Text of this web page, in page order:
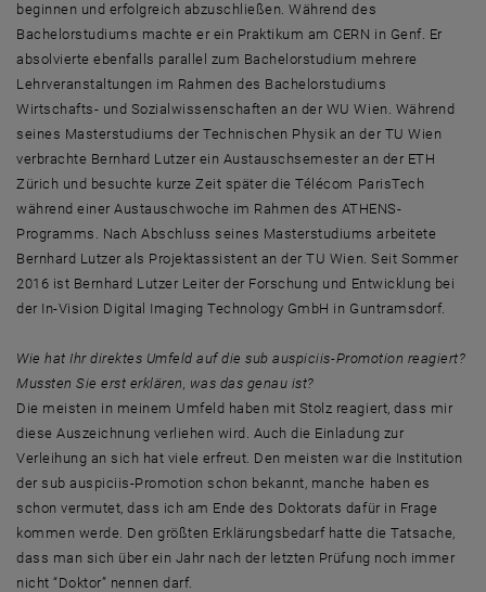
beginnen und erfolgreich abzuschließen. Während des
Bachelorstudiums machte er ein Praktikum am CERN in Genf. Er
absolvierte ebenfalls parallel zum Bachelorstudium mehrere
Lehrveranstaltungen im Rahmen des Bachelorstudiums
Wirtschafts- und Sozialwissenschaften an der WU Wien. Während
seines Masterstudiums der Technischen Physik an der TU Wien
verbrachte Bernhard Lutzer ein Austauschsemester an der ETH
Zürich und besuchte kurze Zeit später die Télécom ParisTech
während einer Austauschwoche im Rahmen des ATHENS-
Programms. Nach Abschluss seines Masterstudiums arbeitete
Bernhard Lutzer als Projektassistent an der TU Wien. Seit Sommer
2016 ist Bernhard Lutzer Leiter der Forschung und Entwicklung bei
der In-Vision Digital Imaging Technology GmbH in Guntramsdorf.
Wie hat Ihr direktes Umfeld auf die sub auspiciis-Promotion reagiert?
Mussten Sie erst erklären, was das genau ist?
Die meisten in meinem Umfeld haben mit Stolz reagiert, dass mir
diese Auszeichnung verliehen wird. Auch die Einladung zur
Verleihung an sich hat viele erfreut. Den meisten war die Institution
der sub auspiciis-Promotion schon bekannt, manche haben es
schon vermutet, dass ich am Ende des Doktorats dafür in Frage
kommen werde. Den größten Erklärungsbedarf hatte die Tatsache,
dass man sich über ein Jahr nach der letzten Prüfung noch immer
nicht “Doktor” nennen darf.